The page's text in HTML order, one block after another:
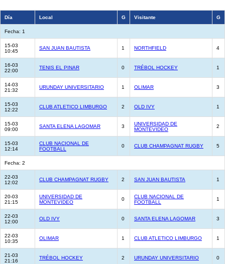
Día Local G Visitante G
Fecha: 1
15-03
10:45
SAN JUAN BAUTISTA 1 NORTHFIELD 4
16-03
22:00
TENIS EL PINAR 0 TRÉBOL HOCKEY 1
14-03
21:32
URUNDAY UNIVERSITARIO 1 OLIMAR 3
15-03
12:22
CLUB ATLETICO LIMBURGO 2 OLD IVY 1
15-03
09:00
SANTA ELENA LAGOMAR 3
UNIVERSIDAD DE
MONTEVIDEO
2
15-03
12:14
CLUB NACIONAL DE
FOOTBALL
0 CLUB CHAMPAGNAT RUGBY 5
Fecha: 2
22-03
12:02
CLUB CHAMPAGNAT RUGBY 2 SAN JUAN BAUTISTA 1
20-03
21:15
UNIVERSIDAD DE
MONTEVIDEO
0
CLUB NACIONAL DE
FOOTBALL
1
22-03
12:00
OLD IVY 0 SANTA ELENA LAGOMAR 3
22-03
10:35
OLIMAR 1 CLUB ATLETICO LIMBURGO 1
21-03
21:16
TRÉBOL HOCKEY 2 URUNDAY UNIVERSITARIO 0